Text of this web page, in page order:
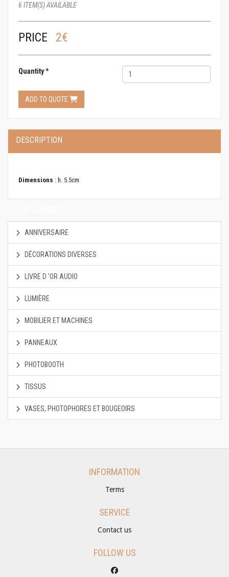
6 ITEM(S) AVAILABLE
PRICE 2€
Quantity*
ADD TO QUOTE
DESCRIPTION
Dimensions : h. 5.5cm
ANNIVERSAIRE
DÉCORATIONS DIVERSES
LIVRE D 'OR AUDIO
LUMIÈRE
MOBILIER ET MACHINES
PANNEAUX
PHOTOBOOTH
TISSUS
VASES, PHOTOPHORES ET BOUGEOIRS
INFORMATION
Terms
SERVICE
Contact us
FOLLOW US